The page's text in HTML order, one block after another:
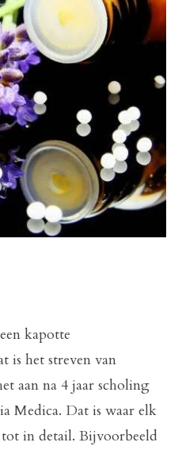
kapotte
is het streven van
aan na 4 jaar scholing
Medica. Dat is waar elk
in detail. Bijvoorbeeld